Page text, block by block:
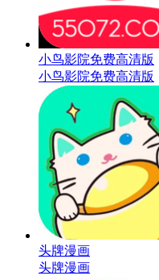
小鸟影院免费高清版
小鸟影院免费高清版
头牌漫画
头牌漫画